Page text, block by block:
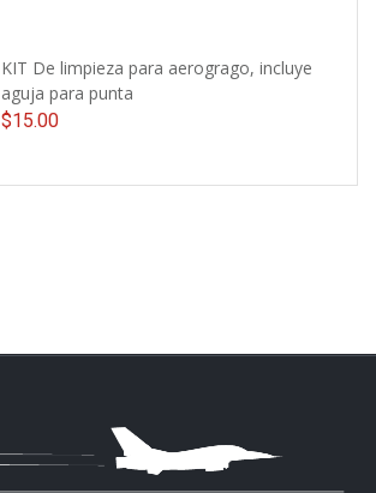
KIT De limpieza para aerogrago, incluye
aguja para punta
$15.00